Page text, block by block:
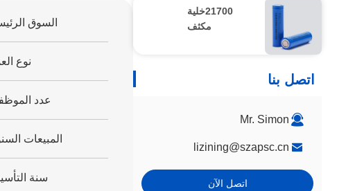
21700خلية
مكثف
اتصل بنا
Mr. Simon
lizining@szapsc.cn
اتصل الآن
السوق
نوع
عدد
المبيعات
سنة